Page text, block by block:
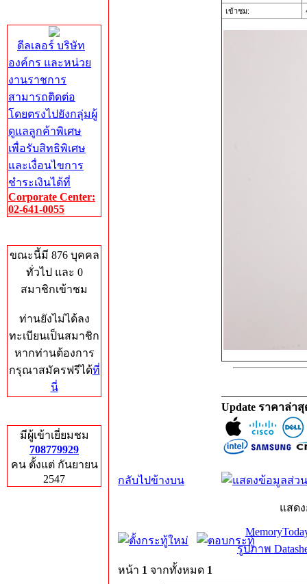
ดีลเลอร์ บริษัท
องค์กร และหน่วย
งานราชการ
สามารถติดต่อ
โดยตรงไปยังกลุ่มผู้
ดูแลลูกค้าพิเศษ
เพื่อรับสิทธิพิเศษ
และเงื่อนไขการ
ชำระเงินได้ที่
Corporate Center:
02-641-0055
ขณะนี้มี 876 บุคคล
ทั่วไป และ 0
สมาชิกเข้าชม
ท่านยังไม่ได้ลง
ทะเบียนเป็นสมาชิก
หากท่านต้องการ
กรุณาสมัครฟรีได้ที่
นี่
มีผู้เข้าเยี่ยมชม
708779929
คน ตั้งแต่ กันยายน
2547
เข้าชม:
Update ราคาล่า
กลับไปข้างบน
แสด
รูปภาพ
หน้า 1 จากทั้งหมด 1